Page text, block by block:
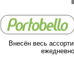
Внесён весь